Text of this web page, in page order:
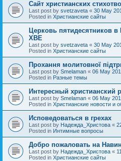
Сайт христианских
Last post by svetzaveta « 30 May
Posted in Христианские сайты
Церковь пятидесятников
ХВЕ
Last post by svetzaveta « 30 May
Posted in Христианские сайты
Прохання молитовної
Last post by Smelaman « 06 May
Posted in Разные темы
Интересный христианский
Last post by Smelaman « 06 May
Posted in Христианские новости и
Исповедоваться в грехах
Last post by Надежда_Христова «
Posted in Интимные вопросы
Добро пожаловать на
Last post by Надежда_Христова «
Posted in Христианские сайты